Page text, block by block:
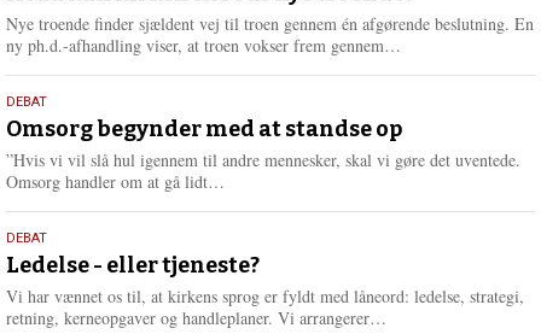
r
e
2026
Nye troende finder sjældent vej til troen gennem én afgørende beslutning. En
ny ph.d.-afhandling viser, at troen vokser frem gennem…
e
r
e
9.
juli
2026
DEBAT
Omsorg begynder med at standse op
”Hvis vi vil slå hul igennem til andre mennesker, skal vi gøre det uventede.
Omsorg handler om at gå lidt…
e
r
e
10.
juni
2026
DEBAT
Ledelse - eller tjeneste?
Vi har vænnet os til, at kirkens sprog er fyldt med låneord: ledelse, strategi,
retning, kerneopgaver og handleplaner. Vi arrangerer…